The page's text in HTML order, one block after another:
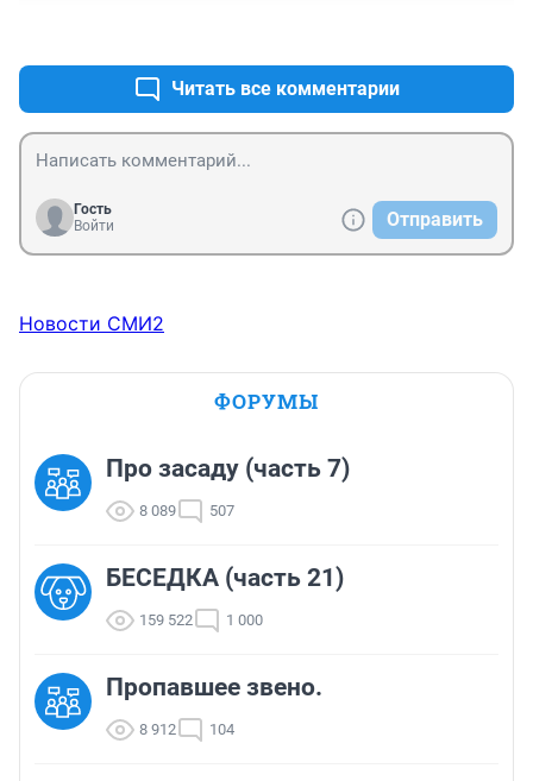
Читать все комментарии
Гость
Войти
Отправить
Новости СМИ2
ФОРУМЫ
Про засаду (часть 7)
8 089 507
БЕСЕДКА (часть 21)
159 522 1 000
Пропавшее звено.
8 912 104